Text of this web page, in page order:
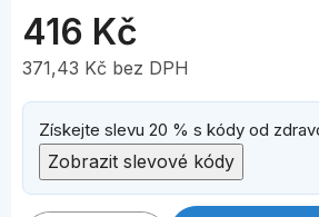
416 Kč
371,43 Kč bez DPH
Měrná cena:
Získejte slevu 20 % s kódy od
Zobrazit slevové kódy